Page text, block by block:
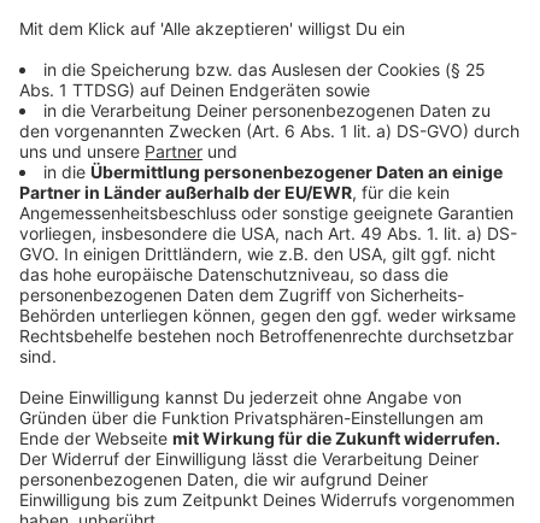
gehen weiter. Heute ist die Frühschicht beim
Heizkessel-Hersteller Interdomo in Emsdetten
aufgerufen, vorzeitig Feierabend zu machen. Um 13
Uhr gibt es eine kurze Kundgebung auf dem Parkplatz.
Morgen folgen die Beschäftigten beim Stahlwerk
Benteler in Lingen.
Die Metall-Arbeitgeber*innen reagieren mit
Unverständnis auf die Warnstreiks. Vom Verband
Münsterländischer Metallindustrieller heißt es, die
Gewerkschaft ignoriere die Krise. Eine Lohnforderung
von vier Prozent sei völlig illusorisch und nicht
Anzeige
06:20 Uhr - Kreis Steinfurt: Corona-Lage